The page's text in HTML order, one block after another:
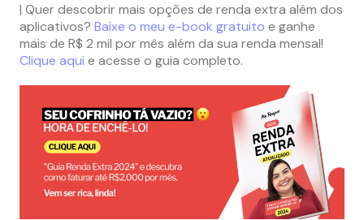
| Quer descobrir mais opções de renda extra além dos
aplicativos? Baixe o meu e-book gratuito e ganhe
mais de R$ 2 mil por mês além da sua renda mensal!
Clique aqui e acesse o guia completo.